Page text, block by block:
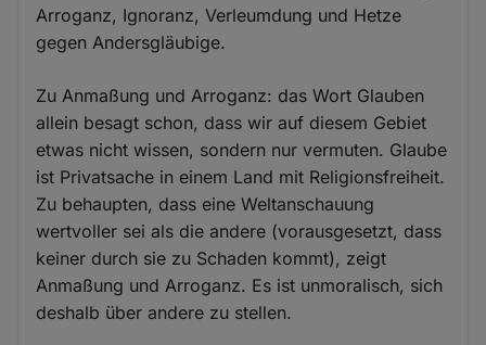
Arroganz, Ignoranz, Verleumdung und Hetze
gegen Andersgläubige.
Zu Anmaßung und Arroganz: das Wort Glauben
allein besagt schon, dass wir auf diesem Gebiet
etwas nicht wissen, sondern nur vermuten. Glaube
ist Privatsache in einem Land mit Religionsfreiheit.
Zu behaupten, dass eine Weltanschauung
wertvoller sei als die andere (vorausgesetzt, dass
keiner durch sie zu Schaden kommt), zeigt
Anmaßung und Arroganz. Es ist unmoralisch, sich
deshalb über andere zu stellen.